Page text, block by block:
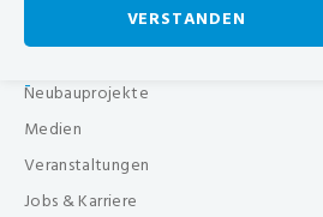
Neubauprojekte
Medien
Veranstaltungen
Jobs & Karriere
VERSTANDEN
-